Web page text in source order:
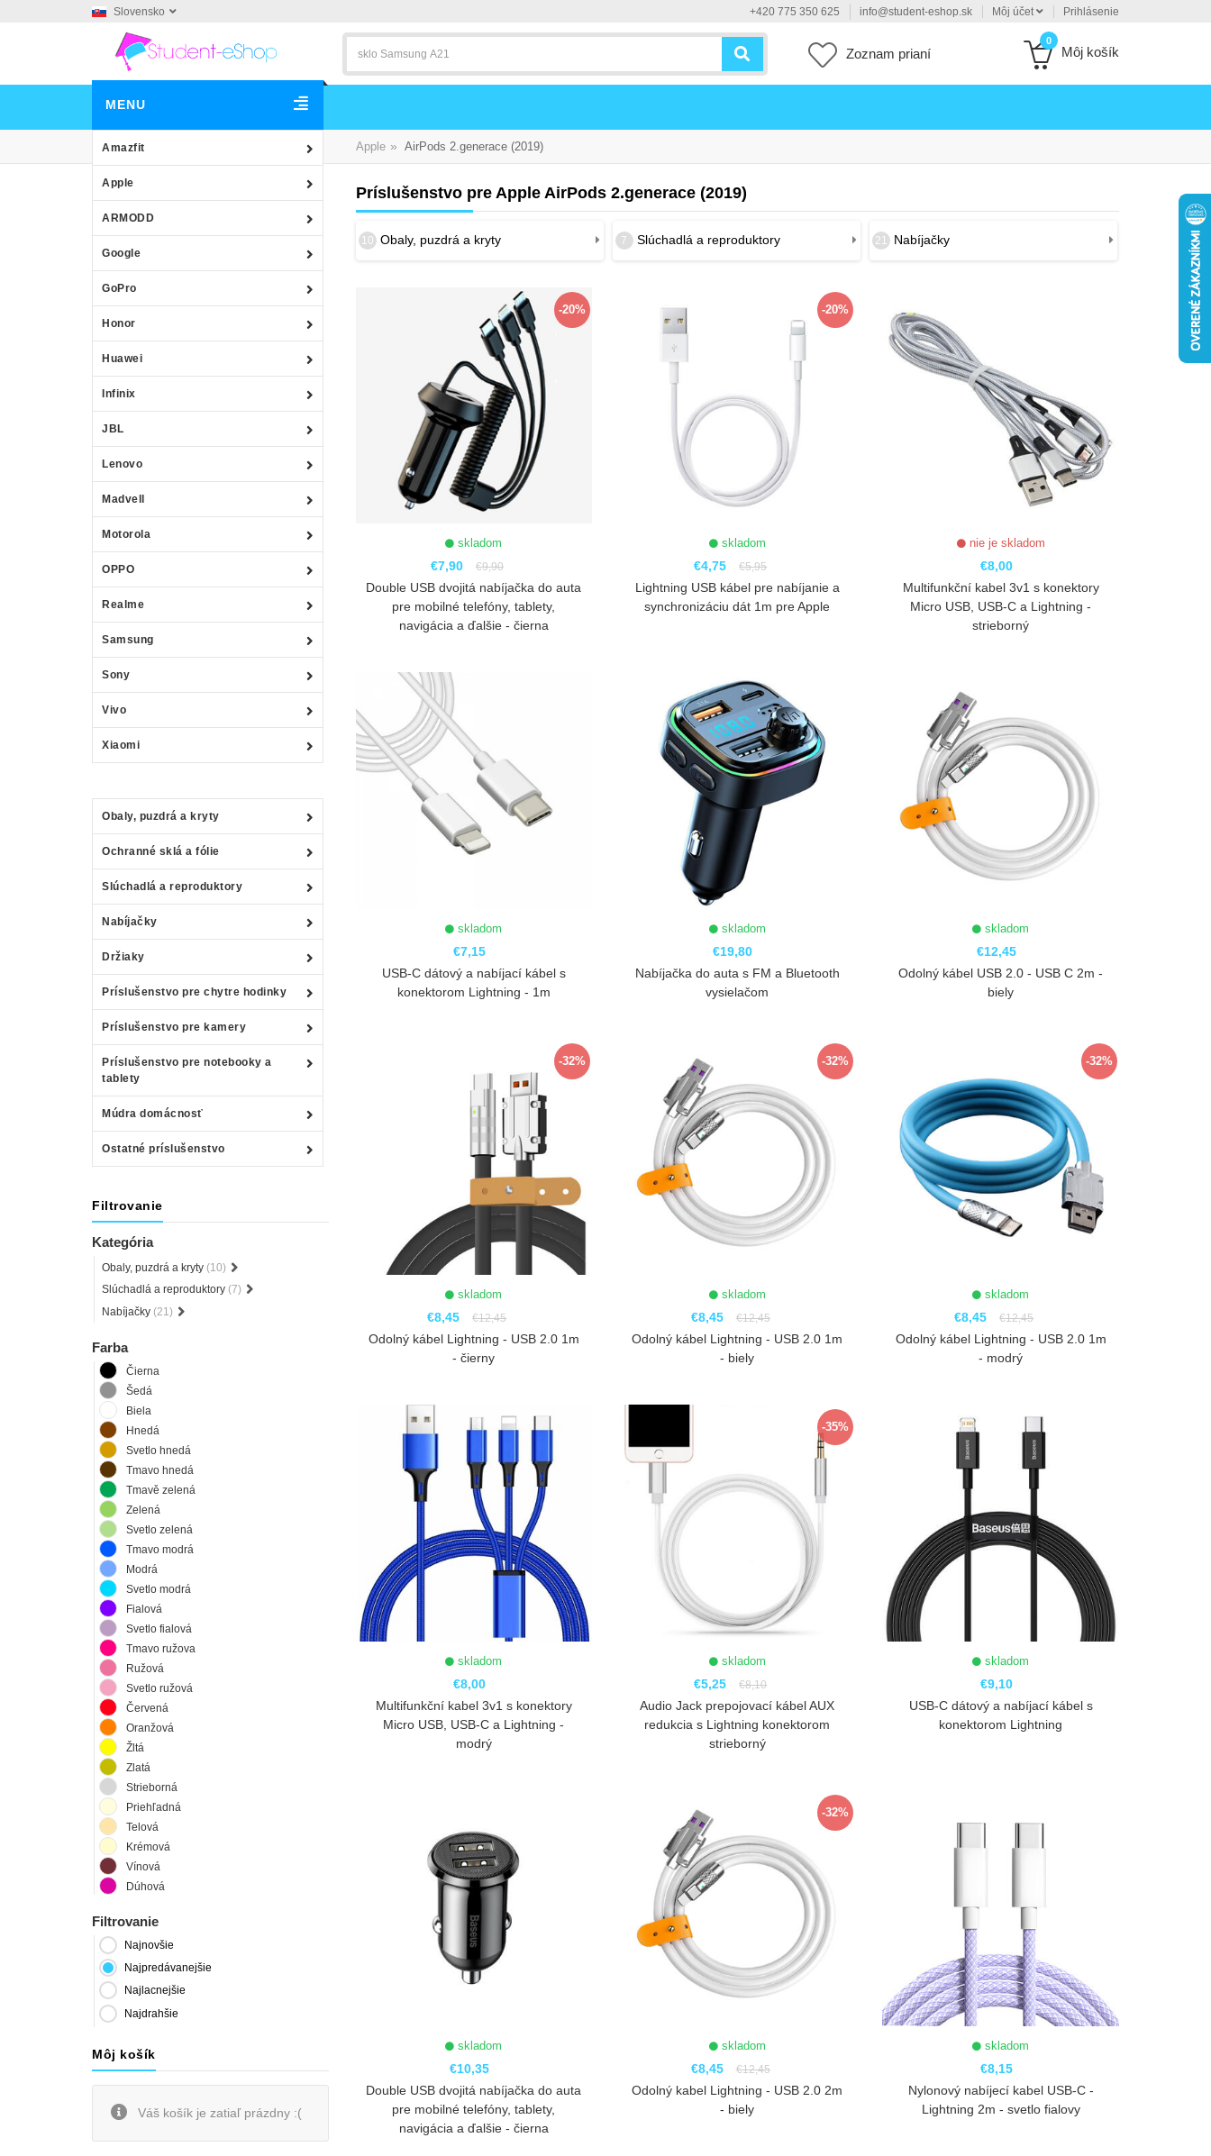
Slovensko +420 775 350 625 info@student-eshop.sk Môj účet Prihlásenie
Zoznam prianí
0
Môj košík
MENU
Amazfit
Apple
ARMODD
Google
GoPro
Honor
Huawei
Infinix
JBL
Lenovo
Madvell
Motorola
OPPO
Realme
Samsung
Sony
Vivo
Xiaomi
Obaly, puzdrá a kryty
Ochranné sklá a fólie
Slúchadlá a reproduktory
Nabíjačky
Držiaky
Príslušenstvo pre chytre hodinky
Príslušenstvo pre kamery
Príslušenstvo pre notebooky a
tablety
Múdra domácnosť
Ostatné príslušenstvo
Apple » AirPods 2.generace (2019)
Filtrovanie
Kategória
Obaly, puzdrá a kryty (10)
Slúchadlá a reproduktory (7)
Nabíjačky (21)
Farba
Čierna
Šedá
Biela
Hnedá
Svetlo hnedá
Tmavo hnedá
Tmavě zelená
Zelená
Svetlo zelená
Tmavo modrá
Modrá
Svetlo modrá
Fialová
Svetlo fialová
Tmavo ružova
Ružová
Svetlo ružová
Červená
Oranžová
Žltá
Zlatá
Strieborná
Priehľadná
Telová
Krémová
Vínová
Dúhová
Filtrovanie
Najnovšie
Najpredávanejšie
Najlacnejšie
Najdrahšie
Môj košík
Váš košík je zatiaľ prázdny :(
Príslušenstvo pre Apple AirPods 2.generace (2019)
10 Obaly, puzdrá a kryty 7 Slúchadlá a reproduktory 21 Nabíjačky
-20%
skladom
€7,90 €9,90
ZOBRAZIŤ
Double USB dvojitá nabíjačka do auta
pre mobilné telefóny, tablety,
navigácia a ďalšie - čierna
-20%
skladom
€4,75 €5,95
ZOBRAZIŤ
Lightning USB kábel pre nabíjanie a
synchronizáciu dát 1m pre Apple
nie je skladom
€8,00
Multifunkční kabel 3v1 s konektory
Micro USB, USB-C a Lightning -
strieborný
skladom
€7,15
USB-C dátový a nabíjací kábel s
konektorom Lightning - 1m
skladom
€19,80
Nabíjačka do auta s FM a Bluetooth
vysielačom
skladom
€12,45
Odolný kábel USB 2.0 - USB C 2m -
biely
-32%
skladom
€8,45 €12,45
ZOBRAZIŤ
Odolný kábel Lightning - USB 2.0 1m
- čierny
-32%
skladom
€8,45 €12,45
Odolný kábel Lightning - USB 2.0 1m
- biely
-32%
skladom
€8,45 €12,45
ZOBRAZIŤ
Odolný kábel Lightning - USB 2.0 1m
- modrý
skladom
€8,00
Multifunkční kabel 3v1 s konektory
Micro USB, USB-C a Lightning -
modrý
-35%
skladom
€5,25 €8,10
Audio Jack prepojovací kábel AUX
redukcia s Lightning konektorom
strieborný
skladom
€9,10
USB-C dátový a nabíjací kábel s
konektorom Lightning
skladom
€10,35
Double USB dvojitá nabíjačka do auta
pre mobilné telefóny, tablety,
navigácia a ďalšie - čierna
-32%
skladom
€8,45 €12,45
Odolný kabel Lightning - USB 2.0 2m
- biely
skladom
€8,15
Nylonový nabíjecí kabel USB-C -
Lightning 2m - svetlo fialovy